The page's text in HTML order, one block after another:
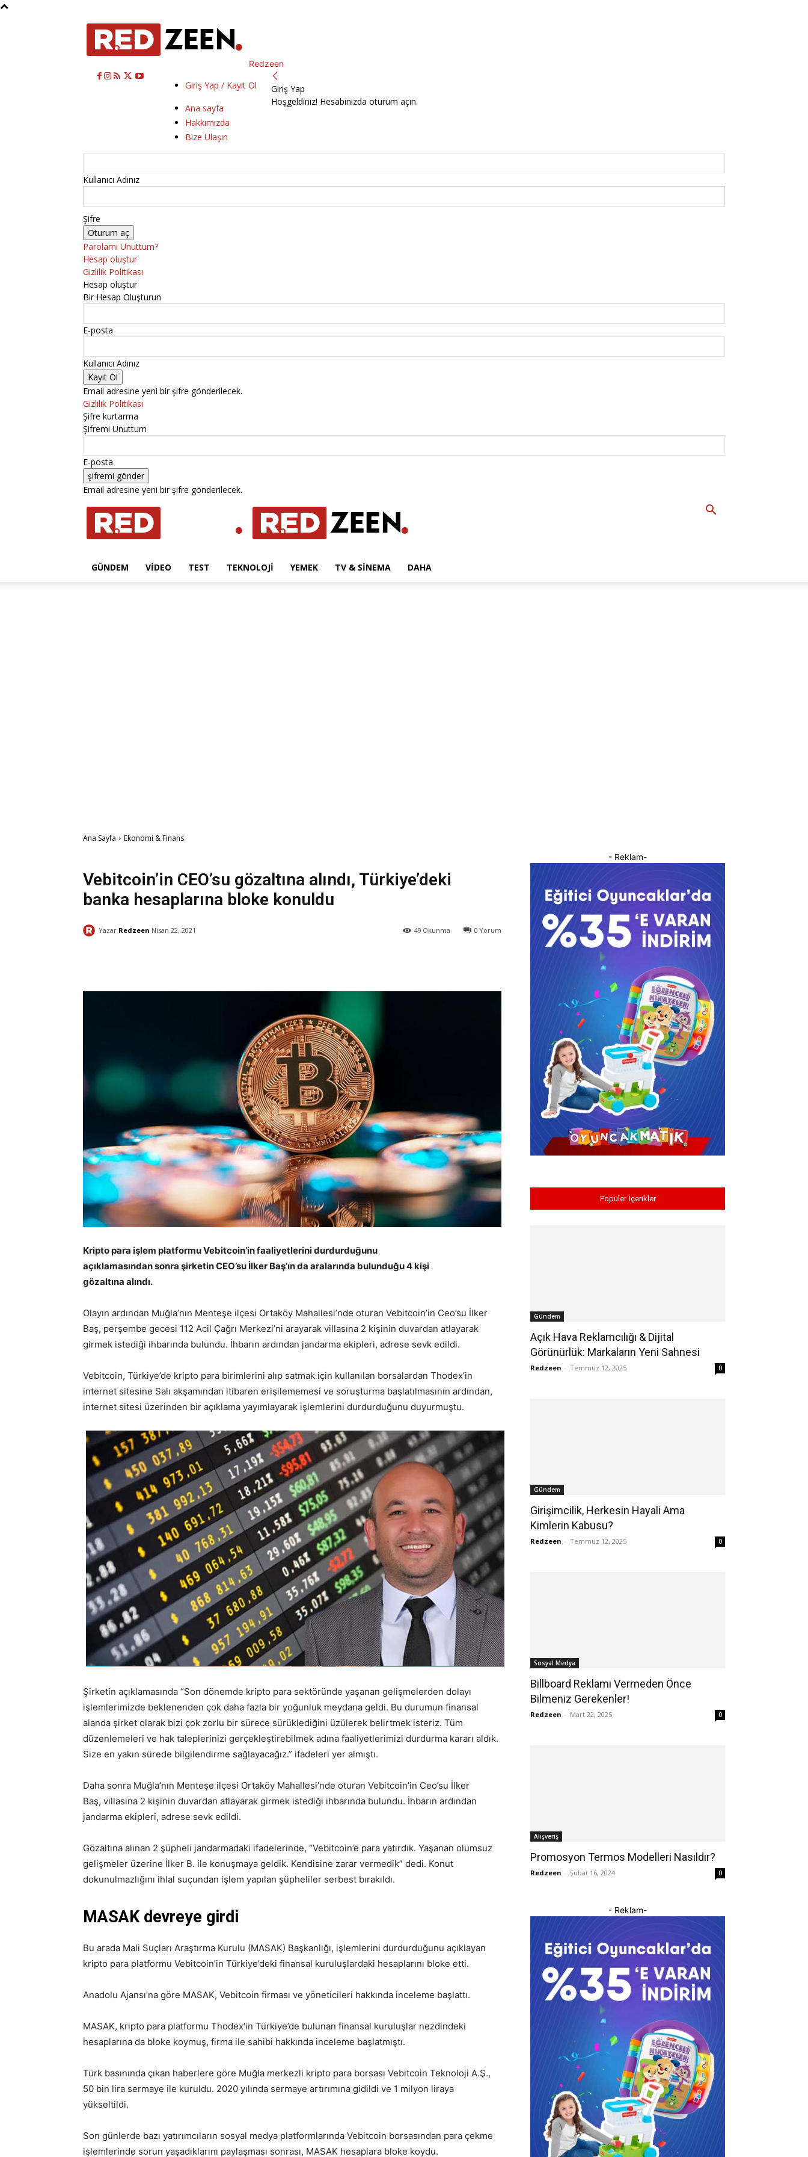
Redzeen
Giriş Yap / Kayıt Ol
Ana sayfa
Hakkımızda
Bize Ulaşın
Giriş Yap
Hoşgeldiniz! Hesabınızda oturum açın.
Kullanıcı Adınız
Şifre
Parolamı Unuttum?
Hesap oluştur
Gizlilik Politikası
Hesap oluştur
Bir Hesap Oluşturun
E-posta
Kullanıcı Adınız
Email adresine yeni bir şifre gönderilecek.
Gizlilik Politikası
Şifre kurtarma
Şifremi Unuttum
E-posta
Email adresine yeni bir şifre gönderilecek.
GÜNDEM VIDEO TEST TEKNOLOJI YEMEK TV & SINEMA DAHA
Ana Sayfa Ekonomi & Finans
Vebitcoin’in CEO’su gözaltına alındı, Türkiye’deki
banka hesaplarına bloke konuldu
Yazar Redzeen Nisan 22, 2021 0 Yorum
49 Okunma
Kripto para işlem platformu Vebitcoin’in faaliyetlerini durdurduğunu
açıklamasından sonra şirketin CEO’su İlker Baş’ın da aralarında bulunduğu 4 kişi
gözaltına alındı.
Olayın ardından Muğla’nın Menteşe ilçesi Ortaköy Mahallesi’nde oturan Vebitcoin’in Ceo’su İlker
Baş, perşembe gecesi 112 Acil Çağrı Merkezi’ni arayarak villasına 2 kişinin duvardan atlayarak
girmek istediği ihbarında bulundu. İhbarın ardından jandarma ekipleri, adrese sevk edildi.
Vebitcoin, Türkiye’de kripto para birimlerini alıp satmak için kullanılan borsalardan Thodex’in
internet sitesine Salı akşamından itibaren erişilememesi ve soruşturma başlatılmasının ardından,
internet sitesi üzerinden bir açıklama yayımlayarak işlemlerini durdurduğunu duyurmuştu.
Şirketin açıklamasında “Son dönemde kripto para sektöründe yaşanan gelişmelerden dolayı
işlemlerimizde beklenenden çok daha fazla bir yoğunluk meydana geldi. Bu durumun finansal
alanda şirket olarak bizi çok zorlu bir sürece sürüklediğini üzülerek belirtmek isteriz. Tüm
düzenlemeleri ve hak taleplerinizi gerçekleştirebilmek adına faaliyetlerimizi durdurma kararı aldık.
Size en yakın sürede bilgilendirme sağlayacağız.” ifadeleri yer almıştı.
Daha sonra Muğla’nın Menteşe ilçesi Ortaköy Mahallesi’nde oturan Vebitcoin’in Ceo’su İlker
Baş, villasına 2 kişinin duvardan atlayarak girmek istediği ihbarında bulundu. İhbarın ardından
jandarma ekipleri, adrese sevk edildi.
Gözaltına alınan 2 şüpheli jandarmadaki ifadelerinde, “Vebitcoin’e para yatırdık. Yaşanan olumsuz
gelişmeler üzerine İlker B. ile konuşmaya geldik. Kendisine zarar vermedik” dedi. Konut
dokunulmazlığını ihlal suçundan işlem yapılan şüpheliler serbest bırakıldı.
MASAK devreye girdi
Bu arada Mali Suçları Araştırma Kurulu (MASAK) Başkanlığı, işlemlerini durdurduğunu açıklayan
kripto para platformu Vebitcoin’in Türkiye’deki finansal kuruluşlardaki hesaplarını bloke etti.
Anadolu Ajansı’na göre MASAK, Vebitcoin firması ve yöneticileri hakkında inceleme başlattı.
MASAK, kripto para platformu Thodex’in Türkiye’de bulunan finansal kuruluşlar nezdindeki
hesaplarına da bloke koymuş, firma ile sahibi hakkında inceleme başlatmıştı.
Türk basınında çıkan haberlere göre Muğla merkezli kripto para borsası Vebitcoin Teknoloji A.Ş.,
50 bin lira sermaye ile kuruldu. 2020 yılında sermaye artırımına gidildi ve 1 milyon liraya
yükseltildi.
Son günlerde bazı yatırımcıların sosyal medya platformlarında Vebitcoin borsasından para çekme
işlemlerinde sorun yaşadıklarını paylaşması sonrası, MASAK hesaplara bloke koydu.
- Reklam-
Popüler İçerikler
Gündem
Açık Hava Reklamcılığı & Dijital
Görünürlük: Markaların Yeni Sahnesi
Redzeen - Temmuz 12, 2025 0
Gündem
Girişimcilik, Herkesin Hayali Ama
Kimlerin Kabusu?
Redzeen - Temmuz 12, 2025 0
Sosyal Medya
Billboard Reklamı Vermeden Önce
Bilmeniz Gerekenler!
Redzeen - Mart 22, 2025 0
Alışveriş
Promosyon Termos Modelleri Nasıldır?
Redzeen - Şubat 16, 2024 0
- Reklam-